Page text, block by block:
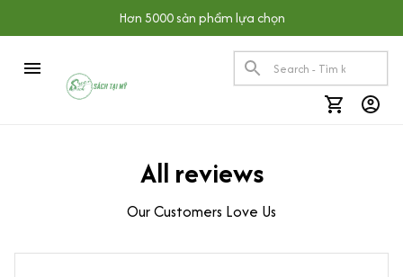
Hơn 5000 sản phẩm lựa chọn
All reviews
Our Customers Love Us